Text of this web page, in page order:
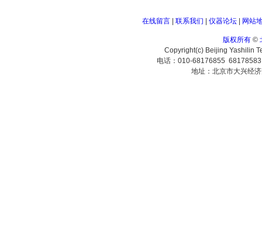
在线留言| 联系我们 仪器论坛| 网站
版权所有©
Copyright(c) Beijing Yashilin
电话：010-68176855
地址：北京市大兴经